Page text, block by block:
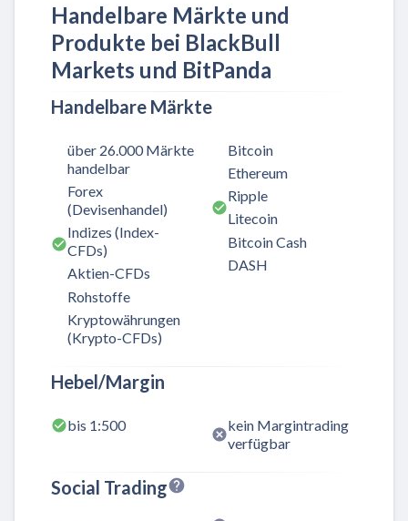
Handelbare Märkte und
Produkte bei BlackBull
Markets und BitPanda
Handelbare Märkte
über 26.000 Märkte
handelbar
Forex
(Devisenhandel)
Indizes (Index-
CFDs)
Aktien-CFDs
Rohstoffe
Kryptowährungen
(Krypto-CFDs)
Bitcoin
Ethereum
Ripple
Litecoin
Bitcoin Cash
DASH
Hebel/Margin
bis 1:500
kein Margintrading
verfügbar
Social Trading